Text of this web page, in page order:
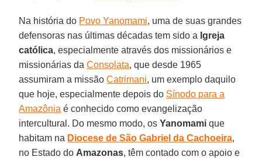
Na história do Povo Yanomami, uma de suas grandes
defensoras nas últimas décadas tem sido a Igreja
católica, especialmente através dos missionários e
missionárias daConsolata, que desde 1965
assumiram a missãoCatrimani, um exemplo daquilo
que hoje, especialmente depois do Sínodo para a
Amazônia é conhecido como evangelização
intercultural. Do mesmo modo, osYanomami que
habitam na Diocese de São Gabriel da Cachoeira,
no Estado do Amazonas, têm contado com o apoio e